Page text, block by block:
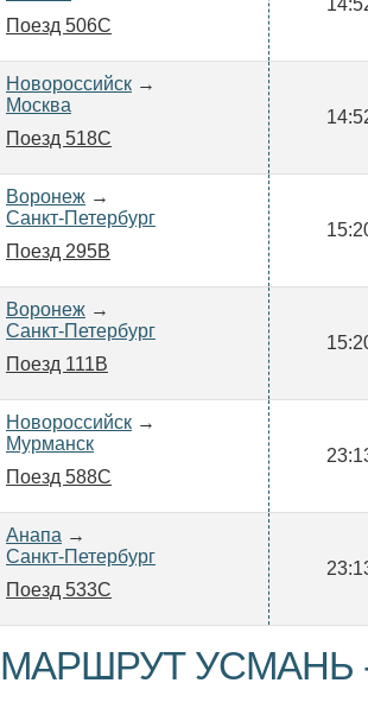
Поезд 506С
Новороссийск →
Москва
Поезд 518С
Воронеж →
Санкт-Петербург
Поезд 295В
Воронеж →
Санкт-Петербург
Поезд 111В
Новороссийск →
Мурманск
Поезд 588С
Анапа →
Санкт-Петербург
Поезд 533С
МАРШРУТ УСМАНЬ